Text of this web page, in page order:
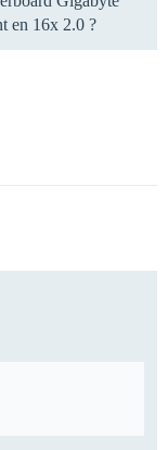
en 16x 2.0 ?